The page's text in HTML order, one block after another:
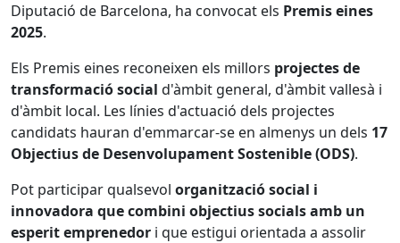
Diputació de Barcelona, ha convocat els Premis eines
2025.
Els Premis eines reconeixen els millors projectes de
transformació social d'àmbit general, d'àmbit vallesà i
d'àmbit local. Les línies d'actuació dels projectes
candidats hauran d'emmarcar-se en almenys un dels 17
Objectius de Desenvolupament Sostenible (ODS).
Pot participar qualsevol organització social i
innovadora que combini objectius socials amb un
esperit emprenedor i que estigui orientada a assolir